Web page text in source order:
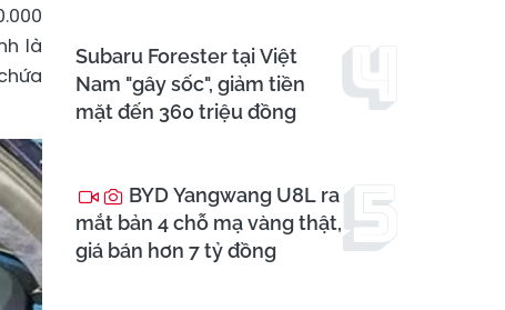
là
Subaru Forester tại Việt
Nam "gây sốc", giảm tiền
mặt đến 360 triệu đồng
BYD Yangwang U8L ra
mắt bản 4 chỗ mạ vàng thật,
giá bán hơn 7 tỷ đồng